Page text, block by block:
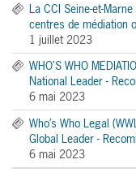
La CCI Seine-et-
centres de médiation
1 juillet 2023
WHO’S WHO
National Leader -
6 mai 2023
Who’s Who Legal
Global Leader -
6 mai 2023